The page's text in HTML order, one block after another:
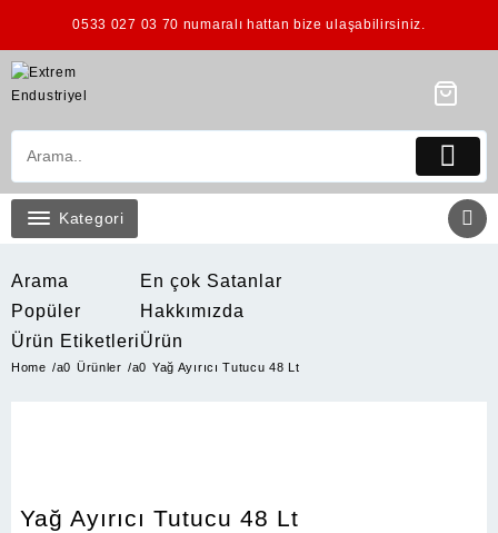
0533 027 03 70 numaralı hattan bize ulaşabilirsiniz.
Kategori
Arama
Popüler
Ürün Etiketleri
Home Ürünler Yağ Ayırıcı Tutucu 48 Lt
Yağ Ayırıcı Tutucu 48 Lt
En çok Satanlar
Hakkımızda
Ürün